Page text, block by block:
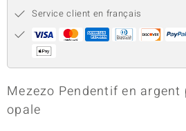
Service client en français
Mezezo Pendentif en argent
opale